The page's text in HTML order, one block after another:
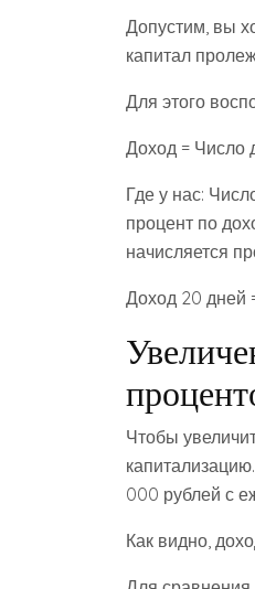
Допустим, вы
капитал
Для этого
Доход = Число
Где у нас:
процент по
начисляется
Доход 20 дней
Чтобы
000 рублей с
Как видно,